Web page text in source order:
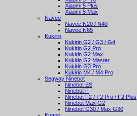
Xiaomi 5 Plus
Xiaomi 5 Max
Navee
Navee N20 / N40
Navee N65
Kukirin
Kukirin G2 / G3 / G4
Kukirin G2 Pro
Kukirin G2 Max
Kukirin G2 Master
Kukirin G3 Pro
Kukirin M4 / M4 Pro
Segway Ninebot
Ninebot ES
Ninebot F
Ninebot F2 / F2 Pro / F2 Plus
Ninebot Max G2
Ninebot G30 / Max G30